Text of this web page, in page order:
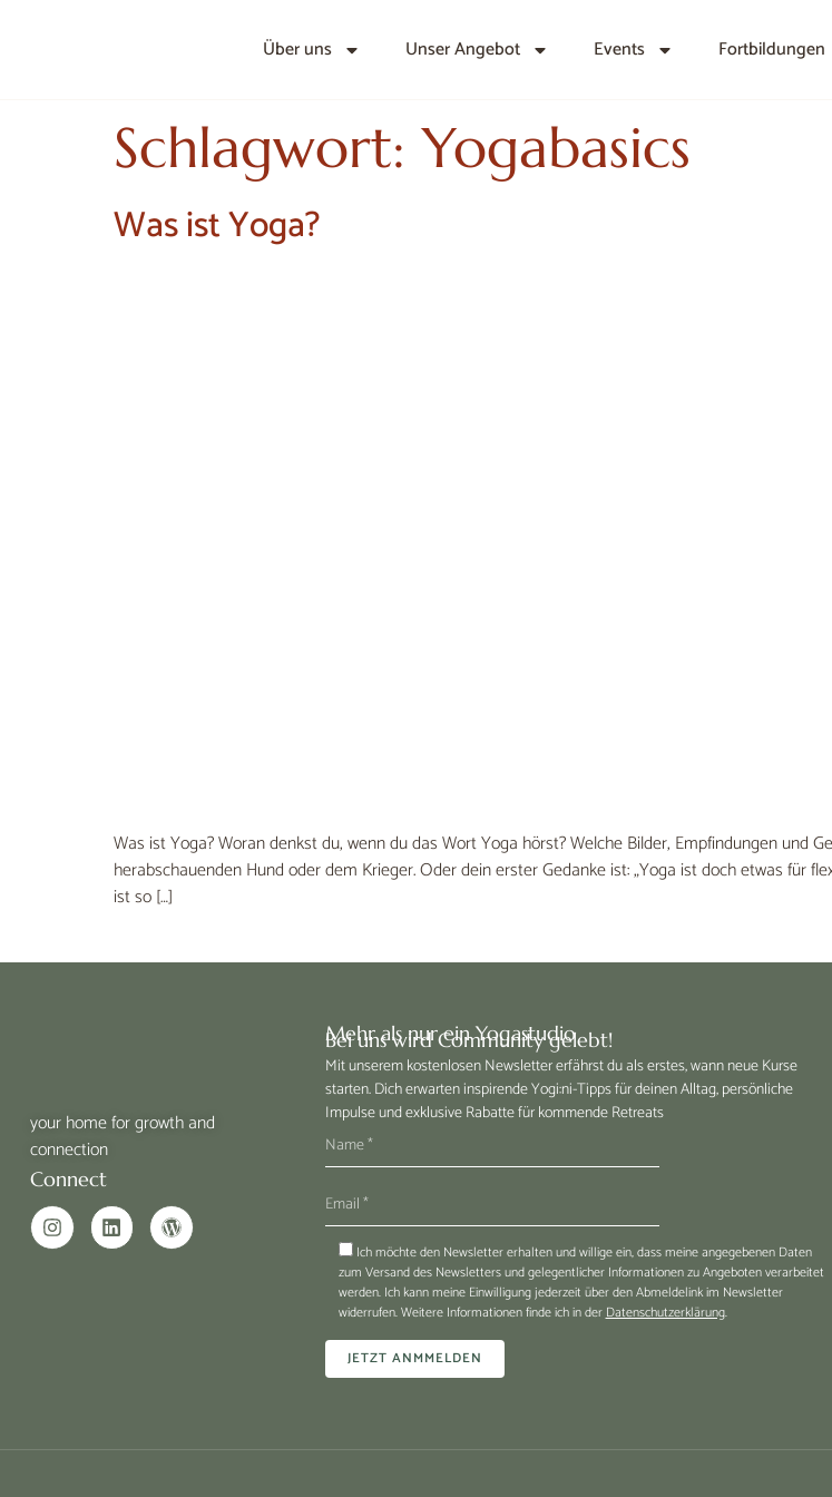
Über uns Unser Angebot Events Fortbildungen
Schlagwort:Yogabasics
Was ist Yoga?
Was ist Yoga? Woran denkst du, wenn du das Wort Yoga hörst? Welche Bilder, Empfindungen und
herabschauenden Hund oder dem Krieger. Oder dein erster Gedanke ist: „Yoga ist doch etwas für
ist so […]
your home for growth and
connection
Connect
Mehr als nur ein Yogastudio
Bei uns wird Community gelebt!
Mit unserem kostenlosen Newsletter erfährst du als erstes, wann neue Kurse
starten. Dich erwarten inspirende Yogi:ni-Tipps für deinen Alltag, persönliche
Impulse und exklusive Rabatte für kommende Retreats
Ich möchte den Newsletter erhalten und willige ein, dass meine angegebenen Daten
zum Versand des Newsletters und gelegentlicher Informationen zu Angeboten verarbeitet
werden. Ich kann meine Einwilligung jederzeit über den Abmeldelink im Newsletter
widerrufen. Weitere Informationen finde ich in derDatenschutzerklärung.